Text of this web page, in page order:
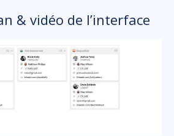
& vidéo de l’interface